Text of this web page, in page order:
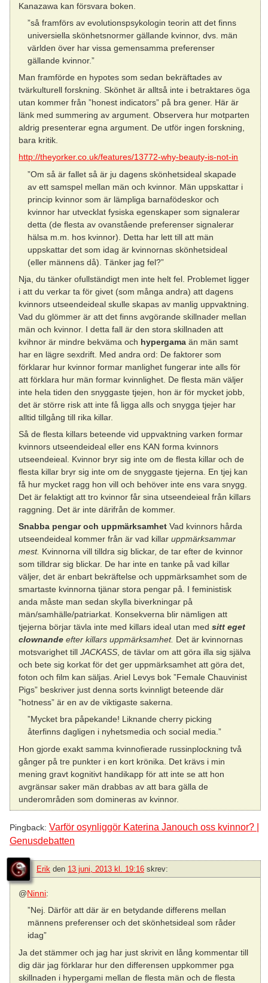
Kanazawa kan försvara boken.
”så framförs av evolutionspsykologin teorin att det finns
universiella skönhetsnormer gällande kvinnor, dvs. män
världen över har vissa gemensamma preferenser
gällande kvinnor.”
Man framförde en hypotes som sedan bekräftades av
tvärkulturell forskning. Skönhet är alltså inte i betraktares öga
utan kommer från ”honest indicators” på bra gener. Här är
länk med summering av argument. Observera hur motparten
aldrig presenterar egna argument. De utför ingen forskning,
bara kritik.
http://theyorker.co.uk/features/13772-why-beauty-is-not-in
”Om så är fallet så är ju dagens skönhetsideal skapade
av ett samspel mellan män och kvinnor. Män uppskattar i
princip kvinnor som är lämpliga barnafödeskor och
kvinnor har utvecklat fysiska egenskaper som signalerar
detta (de flesta av ovanstående preferenser signalerar
hälsa m.m. hos kvinnor). Detta har lett till att män
uppskattar det som idag är kvinnornas skönhetsideal
(eller männens då). Tänker jag fel?”
Nja, du tänker ofullständigt men inte helt fel. Problemet ligger
i att du verkar ta för givet (som många andra) att dagens
kvinnors utseendeideal skulle skapas av manlig uppvaktning.
Vad du glömmer är att det finns avgörande skillnader mellan
män och kvinnor. I detta fall är den stora skillnaden att
kvihnor är mindre bekväma och hypergama än män samt
har en lägre sexdrift. Med andra ord: De faktorer som
förklarar hur kvinnor formar manlighet fungerar inte alls för
att förklara hur män formar kvinnlighet. De flesta män väljer
inte hela tiden den snyggaste tjejen, hon är för mycket jobb,
det är större risk att inte få ligga alls och snygga tjejer har
alltid tillgång till rika killar.
Så de flesta killars beteende vid uppvaktning varken formar
kvinnors utseendeideal eller ens KAN forma kvinnors
utseendeieal. Kvinnor bryr sig inte om de flesta killar och de
flesta killar bryr sig inte om de snyggaste tjejerna. En tjej kan
få hur mycket ragg hon vill och behöver inte ens vara snygg.
Det är felaktigt att tro kvinnor får sina utseendeieal från killars
raggning. Det är inte därifrån de kommer.
Snabba pengar och uppmärksamhet Vad kvinnors hårda
utseendeideal kommer från är vad killaruppmärksammar
mest. Kvinnorna vill tilldra sig blickar, de tar efter de kvinnor
som tilldrar sig blickar. De har inte en tanke på vad killar
väljer, det är enbart bekräftelse och uppmärksamhet som de
smartaste kvinnorna tjänar stora pengar på. I feministisk
anda måste man sedan skylla biverkningar på
män/samhälle/patriarkat. Konsekverna blir nämligen att
tjejerna börjar tävla inte med killars ideal utan medsitt eget
clownande efter killars uppmärksamhet. Det är kvinnornas
motsvarighet tillJACKASS , de tävlar om att göra illa sig själva
och bete sig korkat för det ger uppmärksamhet att göra det,
foton och film kan säljas. Ariel Levys bok ”Female Chauvinist
Pigs” beskriver just denna sorts kvinnligt beteende där
”hotness” är en av de viktigaste sakerna.
”Mycket bra påpekande! Liknande cherry picking
återfinns dagligen i nyhetsmedia och social media.”
Hon gjorde exakt samma kvinnofierade russinplockning två
gånger på tre punkter i en kort krönika. Det krävs i min
mening gravt kognitivt handikapp för att inte se att hon
avgränsar saker män drabbas av att bara gälla de
underområden som domineras av kvinnor.
Pingback: Varför osynliggör Katerina Janouch oss kvinnor? |
Genusdebatten
Erik den 13 juni, 2013 kl. 19:16 skrev:
@Ninni:
”Nej. Därför att där är en betydande differens mellan
männens preferenser och det skönhetsideal som råder
idag”
Ja det stämmer och jag har just skrivit en lång kommentar till
dig där jag förklarar hur den differensen uppkommer pga
skillnaden i hypergami mellan de flesta män och de flesta